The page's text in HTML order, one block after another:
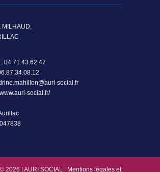
MILHAUD,
04.71.43.62.47
social.fr
social.fr/
2026 | AURI SOCIAL | Mentions légales et